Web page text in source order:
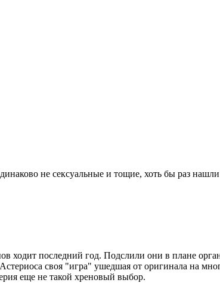
не сексуальные и тощие, хоть бы раз
ходит последний год. Подслили они в плане
своя "игра" ушедшая от оригинала на
еще не такой хреновый выбор.